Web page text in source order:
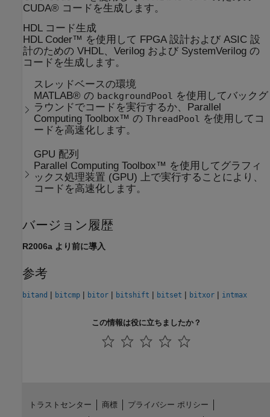
CUDA® コードを生成します。
HDL コード生成
HDL Coder™ を使用して FPGA 設計および ASIC 設
計のための VHDL、Verilog および SystemVerilog の
コードを生成します。
スレッドベースの環境
MATLAB® の backgroundPool
を使用してバックグ
ラウンドでコードを実行するか、Parallel
Computing Toolbox™ のThreadPool
を使用してコ
ードを高速化します。
GPU 配列
Parallel Computing Toolbox™ を使用してグラフィ
ックス処理装置 (GPU) 上で実行することにより、
コードを高速化します。
バージョン履歴
R2006a より前に導入
参考
bitand | bitcmp | bitor | bitshift | bitset | bitxor | intmax
この情報は役に立ちましたか？
トラストセンター 商標
プライバシー ポリシー